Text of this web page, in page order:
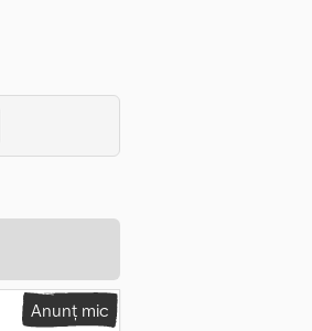
Anunț mic